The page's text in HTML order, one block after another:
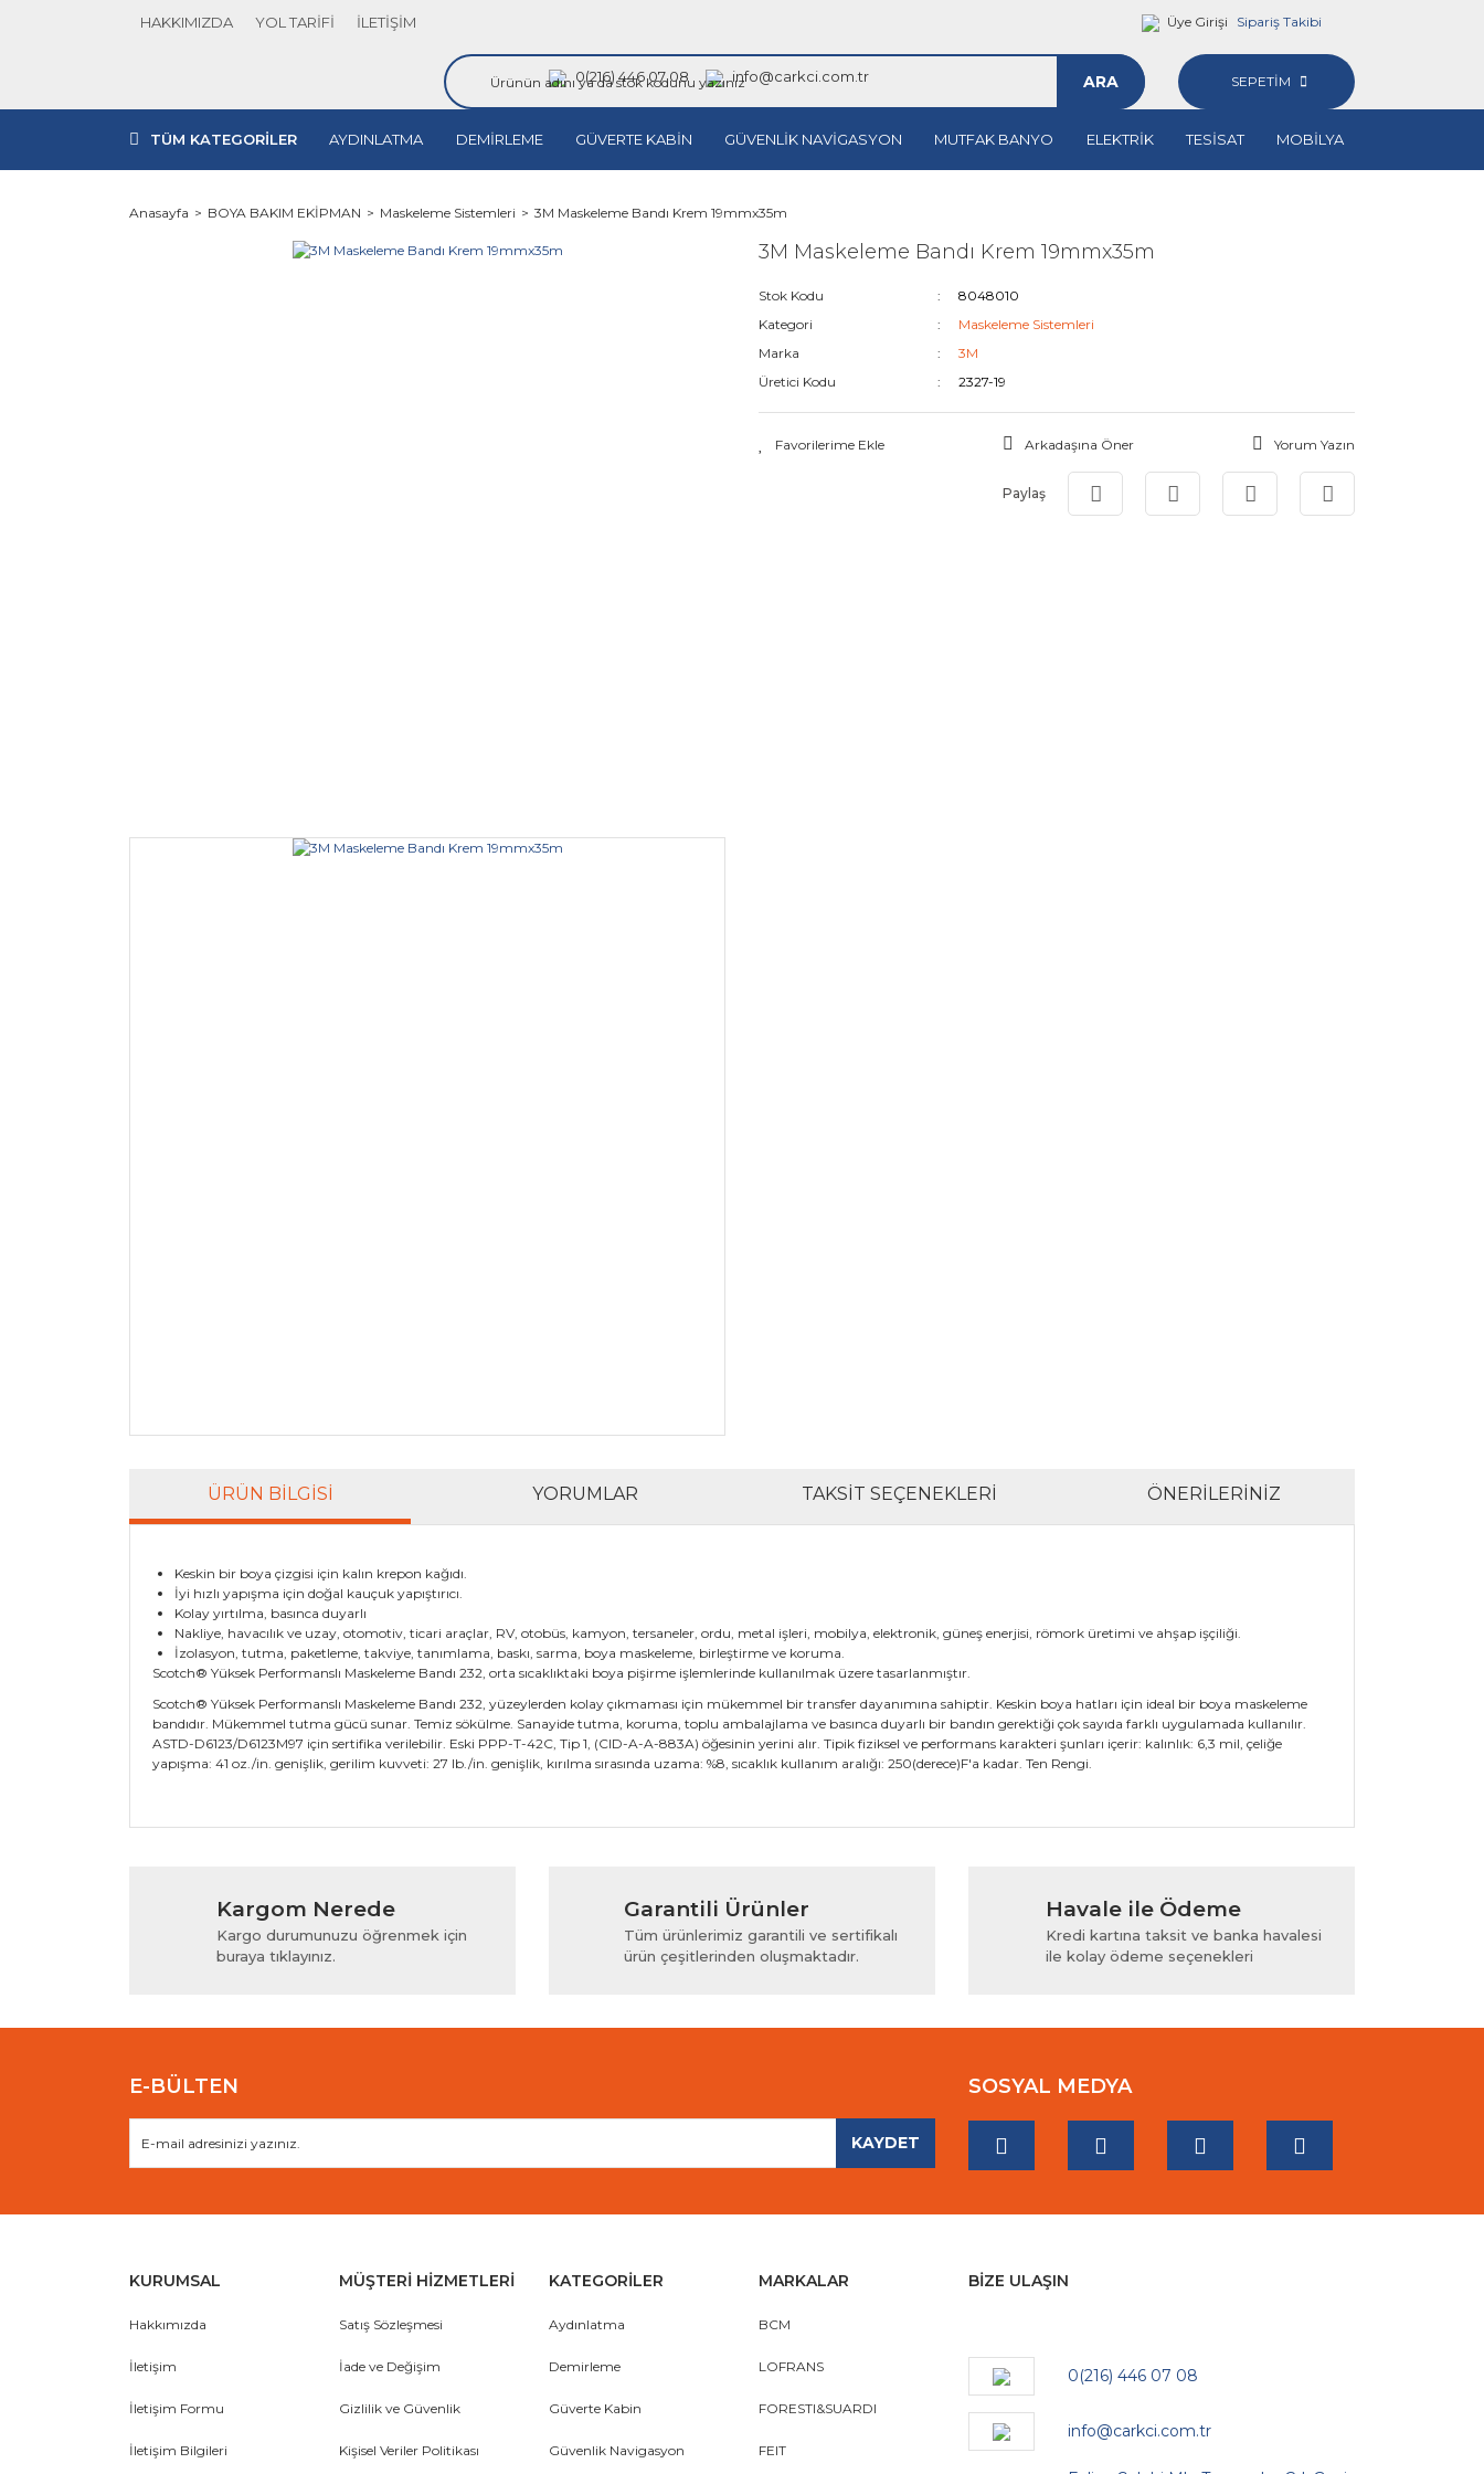
HAKKIMIZDA YOL TARİFİ İLETİŞİM Üye Girişi Sipariş Takibi
0(216) 446 07 08 info@carkci.com.tr ARA SEPETİM
TÜM KATEGORİLER AYDINLATMA DEMİRLEME GÜVERTE KABİN GÜVENLİK NAVİGASYON MUTFAK BANYO ELEKTRİK TESİSAT MOBİLYA
Anasayfa BOYA BAKIM EKİPMAN Maskeleme Sistemleri 3M Maskeleme Bandı Krem 19mmx35m
3M Maskeleme Bandı Krem 19mmx35m
Stok Kodu
8048010
Kategori
Maskeleme Sistemleri
Marka
3M
Üretici Kodu
2327-19
Arkadaşına Öner Yorum Yazın
Paylaş
ÜRÜN BILGISI YORUMLAR TAKSIT SEÇENEKLERI ÖNERILERINIZ
Keskin bir boya çizgisi için kalın krepon kağıdı.
İyi hızlı yapışma için doğal kauçuk yapıştırıcı.
Kolay yırtılma, basınca duyarlı
Nakliye, havacılık ve uzay, otomotiv, ticari araçlar, RV, otobüs, kamyon, tersaneler, ordu, metal işleri, mobilya, elektronik, güneş enerjisi, römork üretimi ve ahşap işçiliği.
İzolasyon, tutma, paketleme, takviye, tanımlama, baskı, sarma, boya maskeleme, birleştirme ve koruma.
Scotch® Yüksek Performanslı Maskeleme Bandı 232, orta sıcaklıktaki boya pişirme işlemlerinde kullanılmak üzere tasarlanmıştır.
Scotch® Yüksek Performanslı Maskeleme Bandı 232, yüzeylerden kolay çıkmaması için mükemmel bir transfer dayanımına sahiptir. Keskin boya hatları için ideal bir boya maskeleme
bandıdır. Mükemmel tutma gücü sunar. Temiz sökülme. Sanayide tutma, koruma, toplu ambalajlama ve basınca duyarlı bir bandın gerektiği çok sayıda farklı uygulamada kullanılır.
ASTD-D6123/D6123M97 için sertifika verilebilir. Eski PPP-T-42C, Tip 1, (CID-A-A-883A) öğesinin yerini alır. Tipik fiziksel ve performans karakteri şunları içerir: kalınlık: 6,3 mil, çeliğe
yapışma: 41 oz./in. genişlik, gerilim kuvveti: 27 lb./in. genişlik, kırılma sırasında uzama: %8, sıcaklık kullanım aralığı: 250(derece)F'a kadar. Ten Rengi.
Yorum Yaz
Bu ürünün fiyat bilgisi, resim, ürün açıklamalarında ve diğer konularda yetersiz gördüğünüz noktaları öneri formunu kullanarak tarafımıza iletebilirsiniz.
Ürün resmi kalitesiz, bozuk veya görüntülenemiyor.
Ürün açıklamasında eksik bilgiler bulunuyor.
Ürün bilgilerinde hatalar bulunuyor.
Bu ürüne benzer farklı alternatifler olmalı.
Kargom Nerede
Kargo durumunuzu öğrenmek için
buraya tıklayınız.
Garantili Ürünler
Tüm ürünlerimiz garantili ve sertifikalı
ürün çeşitlerinden oluşmaktadır.
Havale ile Ödeme
Kredi kartına taksit ve banka havalesi
ile kolay ödeme seçenekleri
E-BÜLTEN
KAYDET
SOSYAL MEDYA
KURUMSAL
Hakkımızda
İletişim
İletişim Formu
İletişim Bilgileri
MÜŞTERİ HİZMETLERİ
Satış Sözleşmesi
İade ve Değişim
Gizlilik ve Güvenlik
Kişisel Veriler Politikası
KATEGORİLER
Aydınlatma
Demirleme
Güverte Kabin
Güvenlik Navigasyon
MARKALAR
BCM
LOFRANS
FORESTI&SUARDI
FEIT
BİZE ULAŞIN
0(216) 446 07 08
info@carkci.com.tr